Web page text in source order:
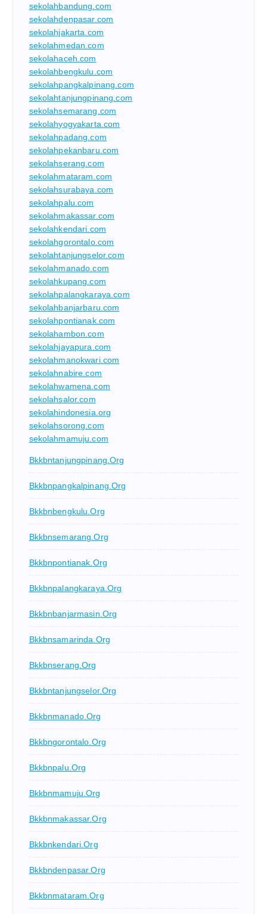
sekolahbandung.com
sekolahdenpasar.com
sekolahjakarta.com
sekolahmedan.com
sekolahaceh.com
sekolahbengkulu.com
sekolahpangkalpinang.com
sekolahtanjungpinang.com
sekolahsemarang.com
sekolahyogyakarta.com
sekolahpadang.com
sekolahpekanbaru.com
sekolahserang.com
sekolahmataram.com
sekolahsurabaya.com
sekolahpalu.com
sekolahmakassar.com
sekolahkendari.com
sekolahgorontalo.com
sekolahtanjungselor.com
sekolahmanado.com
sekolahkupang.com
sekolahpalangkaraya.com
sekolahbanjarbaru.com
sekolahpontianak.com
sekolahambon.com
sekolahjayapura.com
sekolahmanokwari.com
sekolahnabire.com
sekolahwamena.com
sekolahsalor.com
sekolahindonesia.org
sekolahsorong.com
sekolahmamuju.com
Bkkbntanjungpinang.org
Bkkbnpangkalpinang.org
Bkkbnbengkulu.org
Bkkbnsemarang.org
Bkkbnpontianak.org
Bkkbnpalangkaraya.org
Bkkbnbanjarmasin.org
Bkkbnsamarinda.org
Bkkbnserang.org
Bkkbntanjungselor.org
Bkkbnmanado.org
Bkkbngorontalo.org
Bkkbnpalu.org
Bkkbnmamuju.org
Bkkbnmakassar.org
Bkkbnkendari.org
Bkkbndenpasar.org
Bkkbnmataram.org